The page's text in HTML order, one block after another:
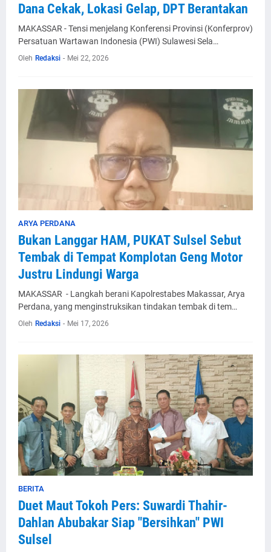
Dana Cekak, Lokasi Gelap, DPT Berantakan
MAKASSAR - Tensi menjelang Konferensi Provinsi (Konferprov)
Persatuan Wartawan Indonesia (PWI) Sulawesi Sela…
Oleh Redaksi - Mei 22, 2026
ARYA PERDANA
Bukan Langgar HAM, PUKAT Sulsel Sebut
Tembak di Tempat Komplotan Geng Motor
Justru Lindungi Warga
MAKASSAR - Langkah berani Kapolrestabes Makassar, Arya
Perdana, yang menginstruksikan tindakan tembak di tem…
Oleh Redaksi - Mei 17, 2026
BERITA
Duet Maut Tokoh Pers: Suwardi Thahir-
Dahlan Abubakar Siap "Bersihkan" PWI
Sulsel